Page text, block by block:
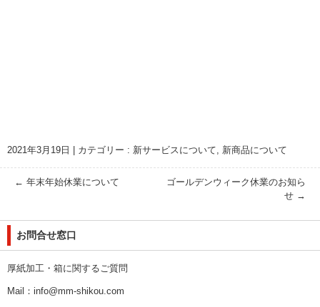
2021年3月19日 カテゴリー : 新サービスについて, 新商品について
← 年末年始休業について
ゴールデンウィーク休業のお知ら
せ →
お問合せ窓口
厚紙加工・箱に関するご質問
Mail：info@mm-shikou.com